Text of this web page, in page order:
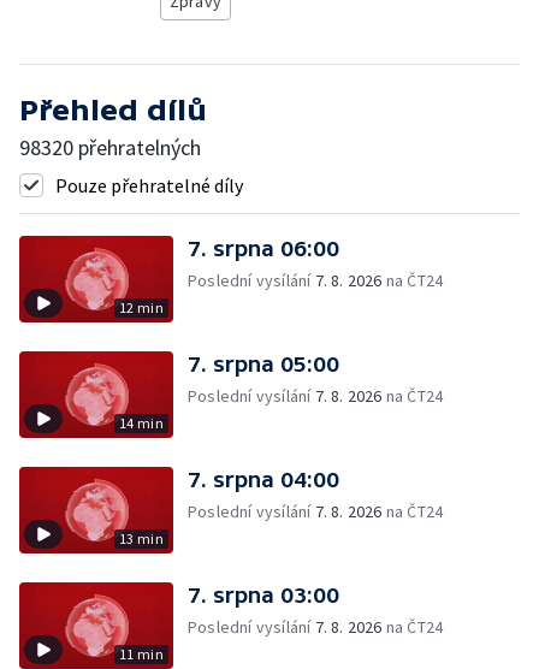
Přehled dílů
98320 přehratelných
Pouze přehratelné díly
12 min
7. srpna 06:00
Poslední vysílání 7. 8. 2026 na ČT24
14 min
7. srpna 05:00
Poslední vysílání 7. 8. 2026 na ČT24
13 min
7. srpna 04:00
Poslední vysílání 7. 8. 2026 na ČT24
11 min
7. srpna 03:00
Poslední vysílání 7. 8. 2026 na ČT24